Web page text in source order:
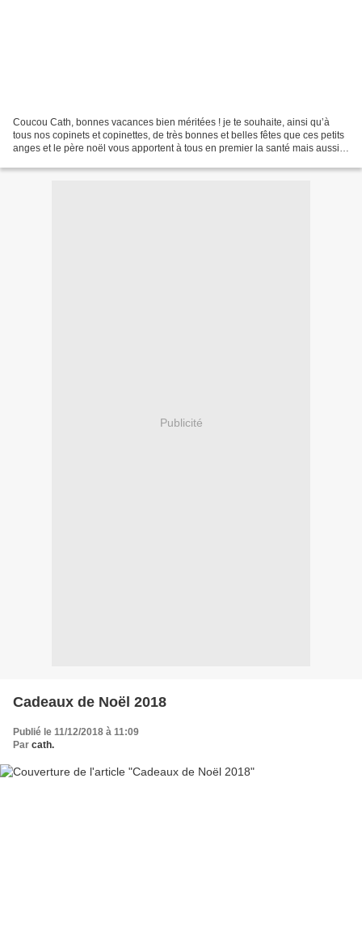
Coucou Cath, bonnes vacances bien méritées ! je te souhaite, ainsi qu’à
tous nos copinets et copinettes, de très bonnes et belles fêtes que ces petits
anges et le père noël vous apportent à tous en premier la santé mais aussi
Publicité
Cadeaux de Noël 2018
Publié le 11/12/2018 à 11:09
Par cath.